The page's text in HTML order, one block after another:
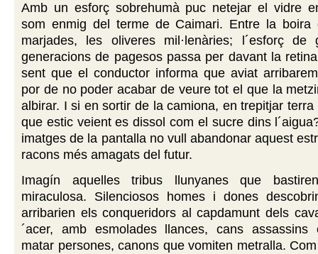
Amb un esforç sobrehumà puc netejar el vidre
som enmig del terme de Caimari. Entre la boira
marjades, les oliveres mil·lenàries; l´esforç de
generacions de pagesos passa per davant la
sent que el conductor informa que aviat
por de no poder acabar de veure tot el que la
albirar. I si en sortir de la camiona, en trepitjar
que estic veient es dissol com el sucre dins
imatges de la pantalla no vull abandonar aquest
racons més amagats del futur.
Imagín aquelles tribus llunyanes que
miraculosa. Silenciosos homes i dones
arribarien els conqueridors al capdamunt dels
´acer, amb esmolades llances, cans assassins
matar persones, canons que vomiten metralla.